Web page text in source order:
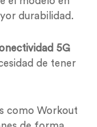
durabilidad.
5G
de tener
como Workout